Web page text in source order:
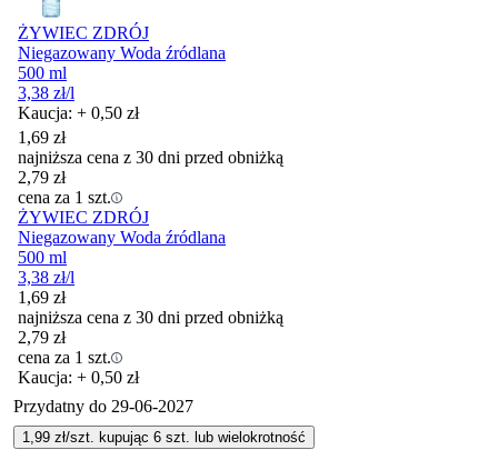
ŻYWIEC ZDRÓJ
Niegazowany Woda źródlana
500 ml
3,38 zł/l
Kaucja: + 0,50 zł
1,69 zł
najniższa cena z 30 dni przed obniżką
2,79 zł
cena za 1 szt.
ŻYWIEC ZDRÓJ
Niegazowany Woda źródlana
500 ml
3,38 zł/l
1,69 zł
najniższa cena z 30 dni przed obniżką
2,79 zł
cena za 1 szt.
Kaucja: + 0,50 zł
Przydatny do 29-06-2027
1,99 zł/szt. kupując 6 szt. lub wielokrotność